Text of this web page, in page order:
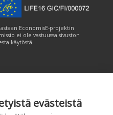
evästeistä
EconomisE-projektin
ei ole vastuussa sivuston
käytöstä.